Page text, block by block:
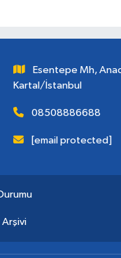
Esentepe Mh,
Kartal/İstanbul
08508886688
[email protected]
Arşivi